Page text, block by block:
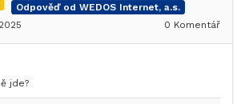
Odpověď od WEDOS Internet, a.s.
0 Komentář
jde?